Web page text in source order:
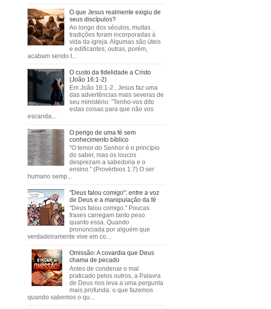
O que Jesus realmente exigiu de
seus discípulos?
Ao longo dos séculos, muitas
tradições foram incorporadas à
vida da igreja. Algumas são úteis
e edificantes; outras, porém,
acabam sendo t...
O custo da fidelidade a Cristo
(João 16:1-2)
Em João 16:1-2 , Jesus faz uma
das advertências mais severas de
seu ministério: "Tenho-vos dito
estas coisas para que não vos
escanda...
O perigo de uma fé sem
conhecimento bíblico
"O temor do Senhor é o princípio
do saber, mas os loucos
desprezam a sabedoria e o
ensino." (Provérbios 1:7) O ser
humano semp...
"Deus falou comigo": entre a voz
de Deus e a manipulação da fé
"Deus falou comigo." Poucas
frases carregam tanto peso
quanto essa. Quando
pronunciada por alguém que
verdadeiramente vive em co...
Omissão: A covardia que Deus
chama de pecado
Antes de condenar o mal
praticado pelos outros, a Palavra
de Deus nos leva a uma pergunta
mais profunda: o que fazemos
quando sabemos o qu...